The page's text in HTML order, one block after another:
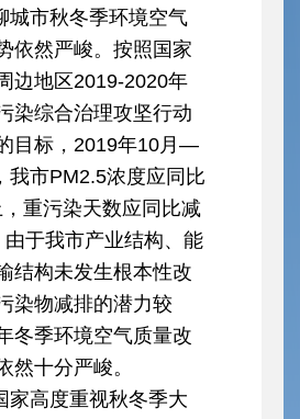
城市秋冬季环境空气
依然严峻。按照国家
边地区2019-2020年
染综合治理攻坚行动
目标，2019年10月—
我市PM2.5浓度应同比
重污染天数应同比减
由于我市产业结构、能
结构未发生根本性改
染物减排的潜力较
冬季环境空气质量改
然十分严峻。
家高度重视秋冬季大